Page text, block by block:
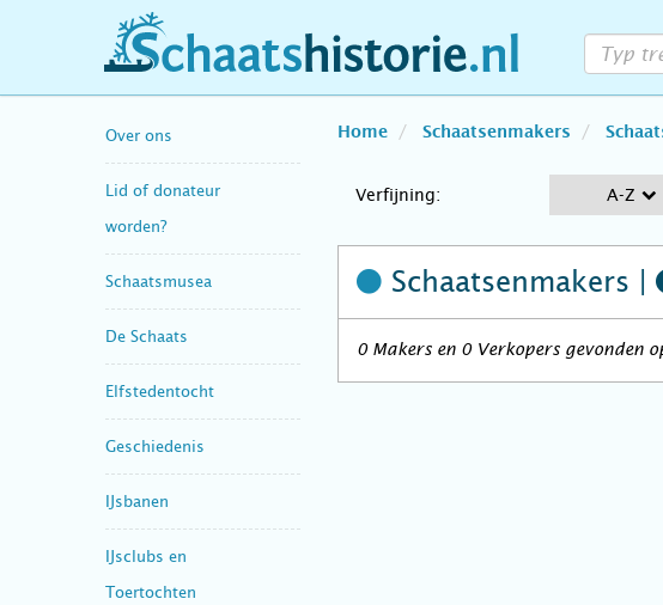
schaatshistorie.nl
Over ons
Lid of donateur
worden?
Schaatsmusea
De Schaats
Elfstedentocht
Geschiedenis
IJsbanen
IJsclubs en
Toertochten
Home Schaatsenmakers
Verfijning: A-Z
Schaatsenmakers |
0 Makers en 0 Verkopers gevonden